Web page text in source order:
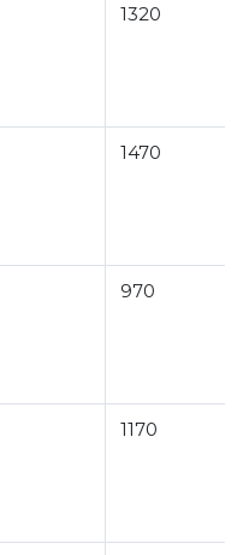
1320
1470
970
1170